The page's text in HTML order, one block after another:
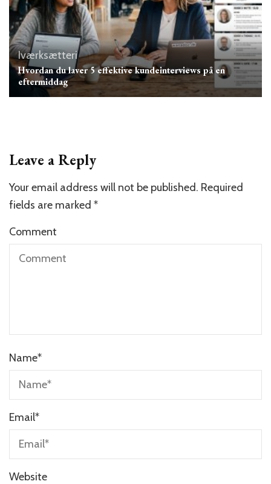
Iværksætteri
Hvordan du laver 5 effektive kundeinterviews på en
eftermiddag
Leave a Reply
Your email address will not be published. Required
fields are marked *
Comment
Name*
Email*
Website